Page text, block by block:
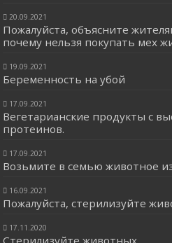
20.09.2021
Пожалуйста, объясните
почему нельзя покупать мех
19.09.2021
Беременность на убой
17.09.2021
Вегетарианские продукты с
протеинов.
17.09.2021
Возьмите в семью животное
16.09.2021
Пожалуйста, стерилизуйте
17.11.2020
Стерилизуйте животных